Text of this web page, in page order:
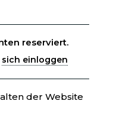
reserviert.
sich einloggen
der Website